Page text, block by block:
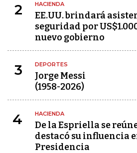
2 HACIENDA
EE.UU. brindará
seguridad por
nuevo gobierno
3 DEPORTES
Jorge Messi
(1958-2026)
4 HACIENDA
De la Espriella se
destacó su influencia
Presidencia